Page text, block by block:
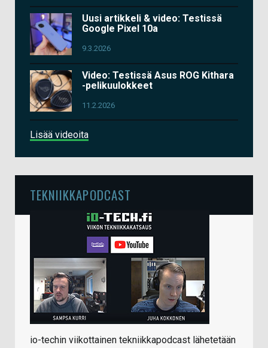
Uusi artikkeli & video: Testissä
Google Pixel 10a
9.3.2026
Video: Testissä Asus ROG Kithara
-pelikuulokkeet
11.2.2026
Lisää videoita
TEKNIIKKAPODCAST
io-techin viikottainen tekniikkapodcast lähetetään